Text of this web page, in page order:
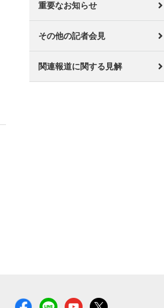
重要なお知らせ
その他の記者会見
関連報道に関する見解